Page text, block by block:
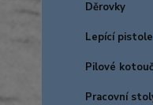
Děrovky
Lepící pistole
Pilové
Pracovní